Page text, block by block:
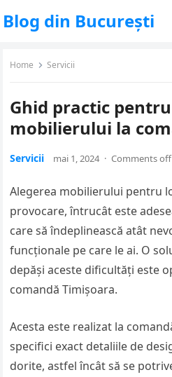
Blog din București
Home Servicii
Ghid practic
mobilierului la
Servicii mai 1, 2024 · Comments off
Alegerea mobilierului pentru
provocare, întrucât este
care să îndeplinească atât
funcționale pe care le ai. O
depăși aceste dificultăți este
comandă Timișoara.
Acesta este realizat la
specifici exact detaliile de
dorite, astfel încât să se